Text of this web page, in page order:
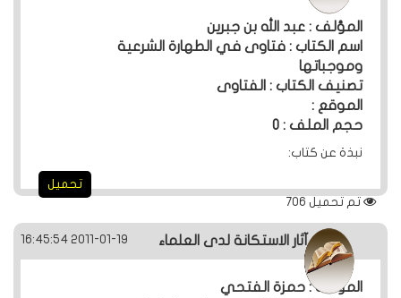
المؤلف : عبد الله بن جبرين
اسم الكتاب : فتاوى في الطهارة الشرعية
وموجباتها
تصنيف الكتاب : الفتاوى
الموقع :
حجم الملف : 0
نبذة عن كتاب:
تحميل
تم تحميل 706
2011-01-19 16:45:54 آثار الاستكانة لدى العلماء
المؤلف : حمزة الفتحي